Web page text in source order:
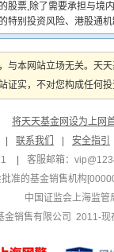
股票,除了需要承担与境
特别投资风险、港股通
与本网站立场无关。天
实，不对您构成任何
将天天基金网设为上网
联系我们 安全指引
客服邮箱：
准的基金销售机构
中国证监会上海监管
金销售有限公司 2011-